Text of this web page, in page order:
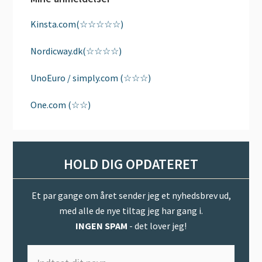
Kinsta.com(☆☆☆☆☆)
Nordicway.dk(☆☆☆☆)
UnoEuro / simply.com (☆☆☆)
One.com (☆☆)
HOLD DIG OPDATERET
Et par gange om året sender jeg et nyhedsbrev ud,
med alle de nye tiltag jeg har gang i.
INGEN SPAM - det lover jeg!